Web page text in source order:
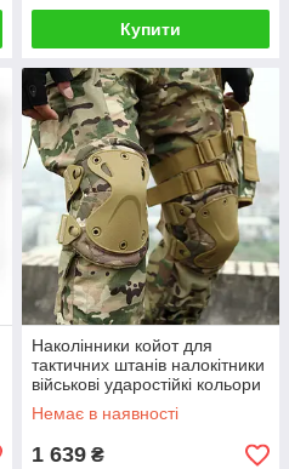
Купити
Наколінники койот для
тактичних штанів налокітники
військові ударостійкі кольори
штурмові анатомічні
Туреччина
Немає в наявності
1 639 ₴